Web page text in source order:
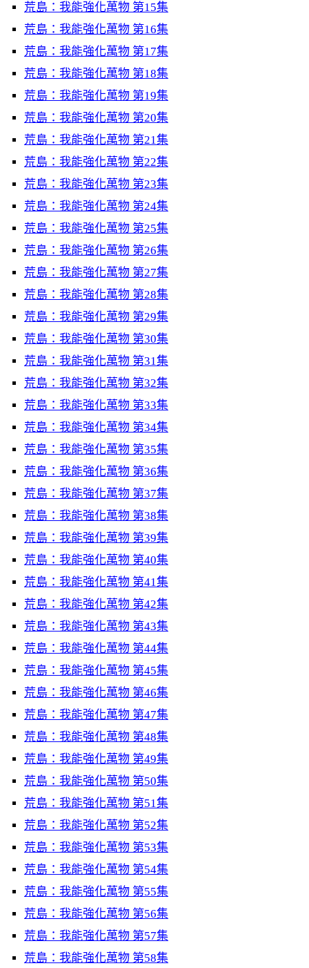
荒島：我能強化萬物 第15集
荒島：我能強化萬物 第16集
荒島：我能強化萬物 第17集
荒島：我能強化萬物 第18集
荒島：我能強化萬物 第19集
荒島：我能強化萬物 第20集
荒島：我能強化萬物 第21集
荒島：我能強化萬物 第22集
荒島：我能強化萬物 第23集
荒島：我能強化萬物 第24集
荒島：我能強化萬物 第25集
荒島：我能強化萬物 第26集
荒島：我能強化萬物 第27集
荒島：我能強化萬物 第28集
荒島：我能強化萬物 第29集
荒島：我能強化萬物 第30集
荒島：我能強化萬物 第31集
荒島：我能強化萬物 第32集
荒島：我能強化萬物 第33集
荒島：我能強化萬物 第34集
荒島：我能強化萬物 第35集
荒島：我能強化萬物 第36集
荒島：我能強化萬物 第37集
荒島：我能強化萬物 第38集
荒島：我能強化萬物 第39集
荒島：我能強化萬物 第40集
荒島：我能強化萬物 第41集
荒島：我能強化萬物 第42集
荒島：我能強化萬物 第43集
荒島：我能強化萬物 第44集
荒島：我能強化萬物 第45集
荒島：我能強化萬物 第46集
荒島：我能強化萬物 第47集
荒島：我能強化萬物 第48集
荒島：我能強化萬物 第49集
荒島：我能強化萬物 第50集
荒島：我能強化萬物 第51集
荒島：我能強化萬物 第52集
荒島：我能強化萬物 第53集
荒島：我能強化萬物 第54集
荒島：我能強化萬物 第55集
荒島：我能強化萬物 第56集
荒島：我能強化萬物 第57集
荒島：我能強化萬物 第58集